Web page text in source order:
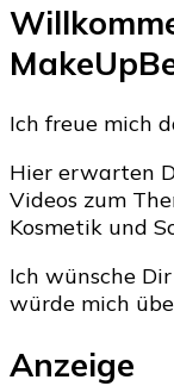
Ich freue mich
Hier erwarten
Videos zum
Kosmetik und
Ich wünsche
würde mich
Anzeige